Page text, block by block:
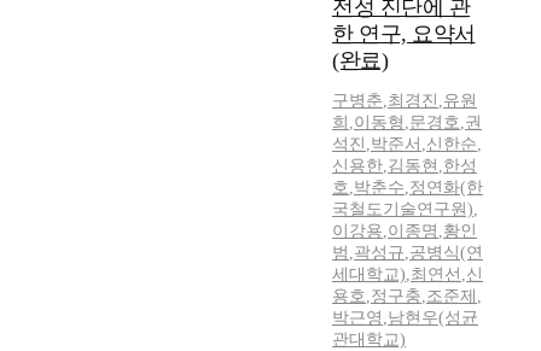
전성 진단에 관
한 연구, 요약서
(완료)
구병춘,최경진 ,유원
희 ,이동형 ,문경호,권
석진 ,박준서 ,신한순,
신용한,김동현 ,한성
호,박춘수,정연화(한
국철도기술연구원),
이강용,이종명 ,황인
범 ,곽성규,공병식(연
세대학교),최연선 ,신
용호,정구충,조준제 ,
박근영 ,남현우(성균
관대학교)